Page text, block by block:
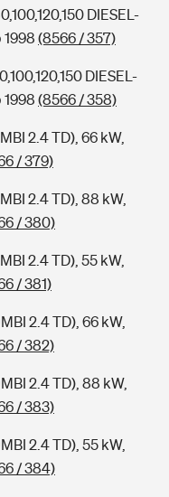
DIESEL-
1998 (8566 / 357)
DIESEL-
1998 (8566 / 358)
2.4 TD), 66 kW,
/ 379)
2.4 TD), 88 kW,
/ 380)
2.4 TD), 55 kW,
/ 381)
2.4 TD), 66 kW,
/ 382)
2.4 TD), 88 kW,
/ 383)
2.4 TD), 55 kW,
/ 384)